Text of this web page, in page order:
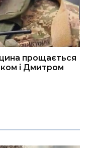
прощається
і Дмитром